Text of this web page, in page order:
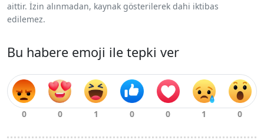
aittir. İzin alınmadan, kaynak gösterilerek dahi iktibas
edilemez.
Bu habere emoji ile tepki ver